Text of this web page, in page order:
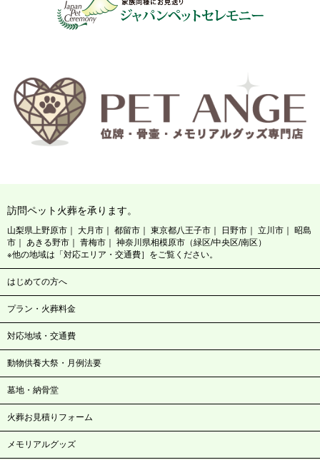
訪問ペット火葬を承ります。
山梨県上野原市 大月市 都留市 東京都八王子市 日野市 立川市
昭島
市
あきる野市 青梅市
神奈川県相模原市（緑区/中央区/南区）
※他の地域は「対応エリア・交通費］をご覧ください。
はじめての方へ
プラン・火葬料金
対応地域・交通費
動物供養大祭・月例法要
墓地・納骨堂
火葬お見積りフォーム
メモリアルグッズ